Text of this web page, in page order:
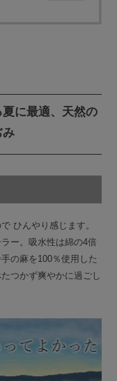
に最適、天然の
み
ひんやり感じます。
ー。吸水性は綿の4倍
の麻を100％使用した
つかず爽やかに過ごし